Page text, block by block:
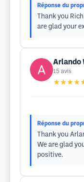
Réponse du
Thank you
are glad your
Arlando
15 avis
Réponse du
Thank you
We are glad
positive.